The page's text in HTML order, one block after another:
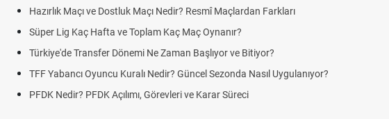
Hazırlık Maçı ve Dostluk Maçı Nedir? Resmî Maçlardan Farkları
Süper Lig Kaç Hafta ve Toplam Kaç Maç Oynanır?
Türkiye'de Transfer Dönemi Ne Zaman Başlıyor ve Bitiyor?
TFF Yabancı Oyuncu Kuralı Nedir? Güncel Sezonda Nasıl Uygulanıyor?
PFDK Nedir? PFDK Açılımı, Görevleri ve Karar Süreci